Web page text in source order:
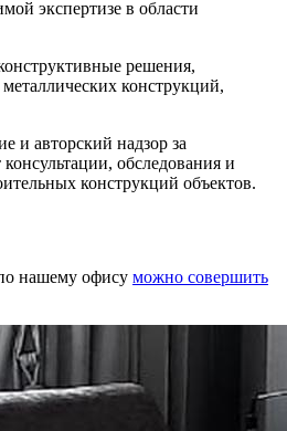
экспертизе в области
решения,
конструкций,
и авторский надзор за
обследования и
конструкций объектов.
нашему офису можно совершить